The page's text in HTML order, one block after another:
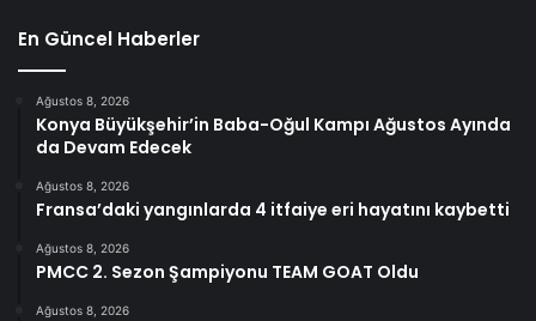
En Güncel Haberler
Ağustos 8, 2026
Konya Büyükşehir’in Baba-Oğul Kampı Ağustos Ayında
da Devam Edecek
Ağustos 8, 2026
Fransa’daki yangınlarda 4 itfaiye eri hayatını kaybetti
Ağustos 8, 2026
PMCC 2. Sezon Şampiyonu TEAM GOAT Oldu
Ağustos 8, 2026